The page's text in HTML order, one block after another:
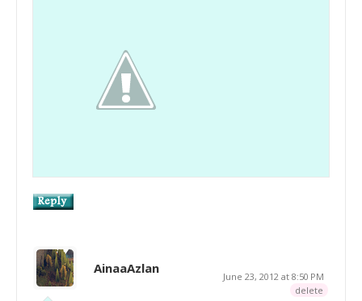
AinaaAzlan
June 23, 2012 at 8:50 PM
delete